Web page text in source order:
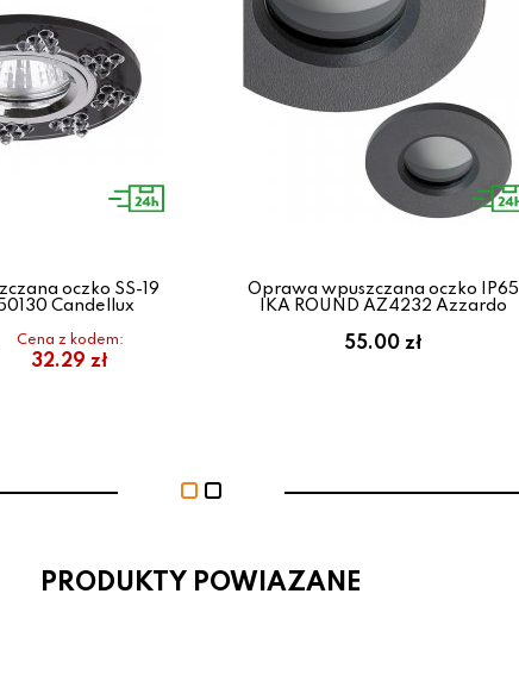
oczko SS-19
Candellux
Cena z kodem:
32.29 zł
Oprawa wpuszczana oczko IP65
IKA ROUND AZ4232 Azzardo
55.00 zł
PRODUKTY POWIAZANE